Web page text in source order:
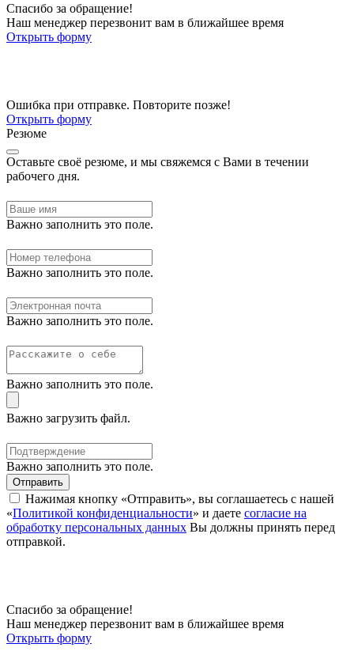
Спасибо за обращение!
Наш менеджер перезвонит вам в ближайшее время
Открыть форму
Ошибка при отправке. Повторите позже!
Открыть форму
Резюме
Оставьте своё резюме, и мы свяжемся с Вами в течении
рабочего дня.
Важно заполнить это поле.
Важно заполнить это поле.
Важно заполнить это поле.
Важно заполнить это поле.
Важно загрузить файл.
Важно заполнить это поле.
Отправить
Нажимая кнопку «Отправить», вы соглашаетесь с нашей
«Политикой конфиденциальности» и даете согласие на
обработку персональных данных Вы должны принять перед
отправкой.
Спасибо за обращение!
Наш менеджер перезвонит вам в ближайшее время
Открыть форму